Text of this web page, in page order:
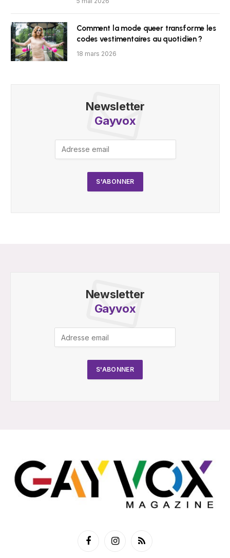
Comment la mode queer transforme les
codes vestimentaires au quotidien ?
18 mars 2026
Newsletter
Gayvox
Newsletter
Gayvox
FacebookInstagramRSS